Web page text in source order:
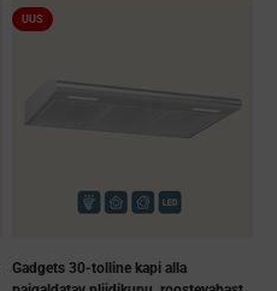
UUS
Gadgets 30-tolline kapi alla